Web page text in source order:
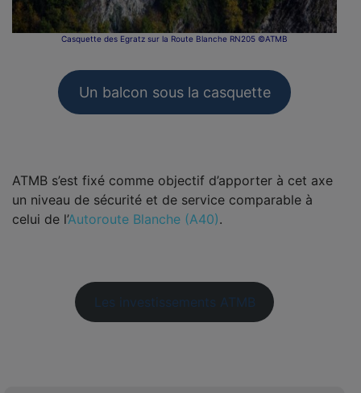
Casquette des Egratz sur la Route Blanche RN205 ©ATMB
Un balcon sous la casquette
ATMB s’est fixé comme objectif d’apporter à cet axe
un niveau de sécurité et de service comparable à
celui de l’Autoroute Blanche (A40).
Les investissements ATMB